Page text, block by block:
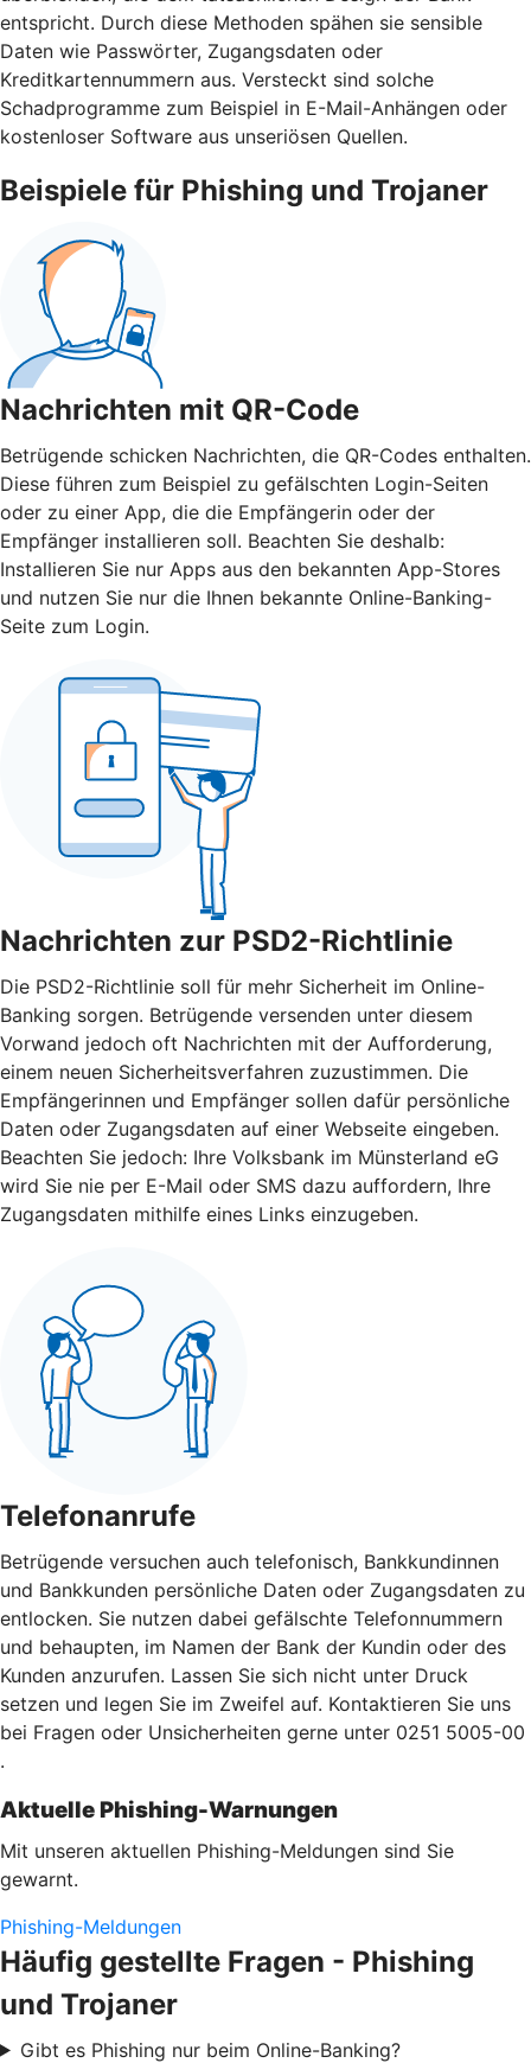
entspricht. Durch diese Methoden spähen sie sensible
Daten wie Passwörter, Zugangsdaten oder
Kreditkartennummern aus. Versteckt sind solche
Schadprogramme zum Beispiel in E-Mail-Anhängen oder
kostenloser Software aus unseriösen Quellen.
Beispiele für Phishing und Trojaner
Nachrichten mit QR-Code
Betrügende schicken Nachrichten, die QR-Codes enthalten.
Diese führen zum Beispiel zu gefälschten Login-Seiten
oder zu einer App, die die Empfängerin oder der
Empfänger installieren soll. Beachten Sie deshalb:
Installieren Sie nur Apps aus den bekannten App-Stores
und nutzen Sie nur die Ihnen bekannte Online-Banking-
Seite zum Login.
Nachrichten zur PSD2-Richtlinie
Die PSD2-Richtlinie soll für mehr Sicherheit im Online-
Banking sorgen. Betrügende versenden unter diesem
Vorwand jedoch oft Nachrichten mit der Aufforderung,
einem neuen Sicherheitsverfahren zuzustimmen. Die
Empfängerinnen und Empfänger sollen dafür persönliche
Daten oder Zugangsdaten auf einer Webseite eingeben.
Beachten Sie jedoch: Ihre Volksbank im Münsterland eG
wird Sie nie per E-Mail oder SMS dazu auffordern, Ihre
Zugangsdaten mithilfe eines Links einzugeben.
Telefonanrufe
Betrügende versuchen auch telefonisch, Bankkundinnen
und Bankkunden persönliche Daten oder Zugangsdaten zu
entlocken. Sie nutzen dabei gefälschte Telefonnummern
und behaupten, im Namen der Bank der Kundin oder des
Kunden anzurufen. Lassen Sie sich nicht unter Druck
setzen und legen Sie im Zweifel auf. Kontaktieren Sie uns
bei Fragen oder Unsicherheiten gerne unter 0251 5005-00
.
Aktuelle Phishing-Warnungen
Mit unseren aktuellen Phishing-Meldungen sind Sie
gewarnt.
Phishing-Meldungen
Häufig gestellte Fragen - Phishing
und Trojaner
Gibt es Phishing nur beim Online-Banking?